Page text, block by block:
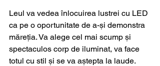
Leul va vedea înlocuirea lustrei cu LED
ca pe o oportunitate de a-și demonstra
măreția. Va alege cel mai scump și
spectaculos corp de iluminat, va face
totul cu stil și se va aștepta la laude.